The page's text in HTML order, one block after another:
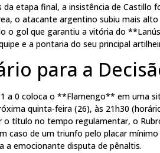
da etapa final, a insistência de Castillo
o atacante argentino subiu mais
o gol que garantiu a vitória do
e a pontaria do seu principal
para a
a 0 coloca o **Flamengo** em uma
quinta-feira (26), às 21h30
o título no tempo regulamentar, o
caso de um triunfo pelo placar
a emocionante disputa de pênaltis.